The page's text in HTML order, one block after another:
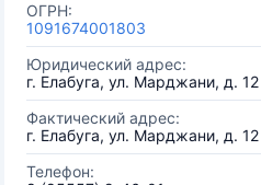
ОГРН:
1091674001803
Юридический адрес:
г. Елабуга, ул. Марджани, д. 12
Фактический адрес:
г. Елабуга, ул. Марджани, д. 12
Телефон: